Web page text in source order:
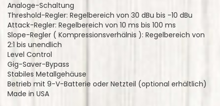
Analoge-Schaltung
Threshold-Regler: Regelbereich von 30 dBu bis -10 dBu
Attack-Regler: Regelbereich von 10 ms bis 100 ms
Slope-Regler ( Kompressionsverhälnis ): Regelbereich von
2:1 bis unendlich
Level Control
Gig-Saver-Bypass
Stabiles Metallgehäuse
Betrieb mit 9-V-Batterie oder Netzteil (optional erhältlich)
Made in USA